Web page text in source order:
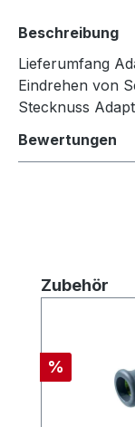
Beschreibung
Lieferumfang
Eindrehen von
Stecknuss
Bewertungen
Zubehör
Rabatt
%